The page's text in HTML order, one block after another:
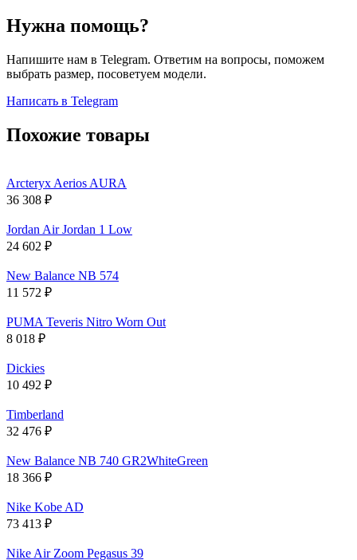
Нужна помощь?
Напишите нам в Telegram. Ответим на вопросы, поможем
выбрать размер, посоветуем модели.
Написать в Telegram
Похожие товары
Arcteryx Aerios AURA
36 308 ₽
Jordan Air Jordan 1 Low
24 602 ₽
New Balance NB 574
11 572 ₽
PUMA Teveris Nitro Worn Out
8 018 ₽
Dickies
10 492 ₽
Timberland
32 476 ₽
New Balance NB 740 GR2WhiteGreen
18 366 ₽
Nike Kobe AD
73 413 ₽
Nike Air Zoom Pegasus 39